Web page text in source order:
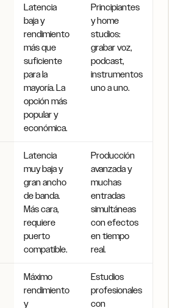
Latencia
baja y
rendimiento
más que
suficiente
para la
mayoría. La
opción más
popular y
económica.
Principiantes
y home
studios:
grabar voz,
podcast,
instrumentos
uno a uno.
Latencia
muy baja y
gran ancho
de banda.
Más cara,
requiere
puerto
compatible.
Producción
avanzada y
muchas
entradas
simultáneas
con efectos
en tiempo
real.
Máximo
rendimiento
y
Estudios
profesionales
con